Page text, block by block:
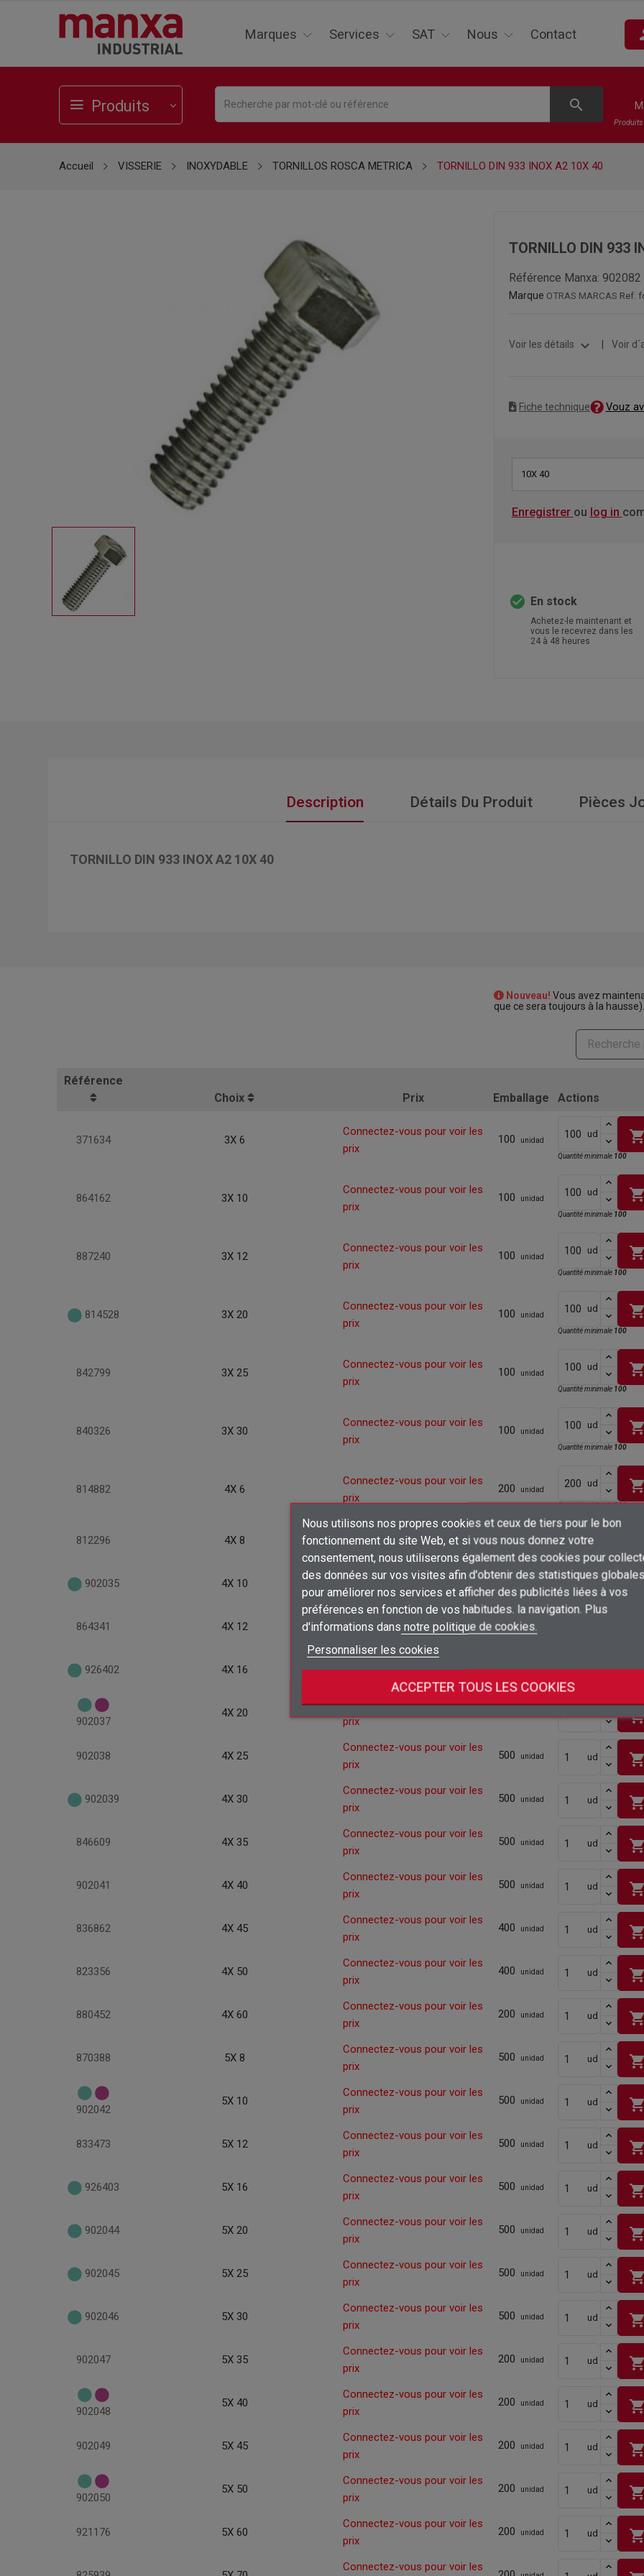
Ajouter à ma liste d'envies ×
add_circle_outline
Créer une nouvelle liste
Créer une liste d'envies ×
Nom de la liste d'envies
Annuler
Connexion
Vous devez être connecté pour ajouter des produits à votre liste d'envies.
Marques Services SAT Nous Contact
Produits search
Nous utilisons nos propres cookies et ceux de tiers pour le bon
fonctionnement du site Web, et si vous nous donnez votre
consentement, nous utiliserons également des cookies pour
des données sur vos visites afin d'obtenir des statistiques globales
pour améliorer nos services et afficher des publicités liées à vos
préférences en fonction de vos habitudes. la navigation. Plus
d'informations dans notre politique de cookies.
Personnaliser les cookies
ACCEPTER TOUS LES COOKIES
Accueil VISSERIE INOXYDABLE TORNILLOS ROSCA METRICA TORNILLO DIN 933 INOX A2 10X 40
TORNILLO DIN 933
Référence Manxa: 902082
Marque OTRAS MARCAS Ref.
Voir les détails expand_more Voir
Fiche technique Vouz
10X 40
Enregistrer ou log in
check_circle En stock
Achetez-le maintenant et
vous le recevrez dans les
24 à 48 heures
Description Détails Du Produit Pièces
TORNILLO DIN 933 INOX A2 10X 40
Nouveau! Vous avez
que ce sera toujours à la
Référence
Choix
Prix Emballage Actions
371634 3X 6
Connectez-vous pour voir les
prix
100 unidad
ud shopping_cart
Quantité minimale 100
864162 3X 10
Connectez-vous pour voir les
prix
100 unidad
ud shopping_cart
Quantité minimale 100
887240 3X 12
Connectez-vous pour voir les
prix
100 unidad
ud shopping_cart
Quantité minimale 100
814528 3X 20
Connectez-vous pour voir les
prix
100 unidad
ud shopping_cart
Quantité minimale 100
842799 3X 25
Connectez-vous pour voir les
prix
100 unidad
ud shopping_cart
Quantité minimale 100
840326 3X 30
Connectez-vous pour voir les
prix
100 unidad
ud shopping_cart
Quantité minimale 100
814882 4X 6
Connectez-vous pour voir les
prix
200 unidad
ud shopping_cart
Quantité minimale200
812296 4X 8
Connectez-vous pour voir les
500 unidad ud
902035 4X 10
Connectez-vous pour voir les
prix
500
864341 4X 12 500 unidad
926402 4X 16
Connectez-vous pour voir les
500 unidad ud
902037
4X 20
Connectez-vous pour voir les
prix
902038 4X 25
Connectez-vous pour voir les
prix
500 unidad ud shopping_cart
902039 4X 30
Connectez-vous pour voir les
prix
500 unidad ud shopping_cart
846609 4X 35
Connectez-vous pour voir les
prix
500 unidad ud shopping_cart
902041 4X 40
Connectez-vous pour voir les
prix
500 unidad ud shopping_cart
836862 4X 45
Connectez-vous pour voir les
prix
400 unidad ud shopping_cart
823356 4X 50
Connectez-vous pour voir les
prix
400 unidad ud shopping_cart
880452 4X 60
Connectez-vous pour voir les
prix
200 unidad ud shopping_cart
870388 5X 8
Connectez-vous pour voir les
prix
500 unidad ud shopping_cart
902042
5X 10
Connectez-vous pour voir les
prix
500 unidad ud shopping_cart
833473 5X 12
Connectez-vous pour voir les
prix
500 unidad ud shopping_cart
926403 5X 16
Connectez-vous pour voir les
prix
500 unidad ud shopping_cart
902044 5X 20
Connectez-vous pour voir les
prix
500 unidad ud shopping_cart
902045 5X 25
Connectez-vous pour voir les
prix
500 unidad ud shopping_cart
902046 5X 30
Connectez-vous pour voir les
prix
500 unidad ud shopping_cart
902047 5X 35
Connectez-vous pour voir les
prix
200 unidad ud shopping_cart
902048
5X 40
Connectez-vous pour voir les
prix
200 unidad ud shopping_cart
902049 5X 45
Connectez-vous pour voir les
prix
200 unidad ud shopping_cart
902050
5X 50
Connectez-vous pour voir les
prix
200 unidad ud shopping_cart
921176 5X 60
Connectez-vous pour voir les
prix
200 unidad ud shopping_cart
Connectez-vous pour voir les